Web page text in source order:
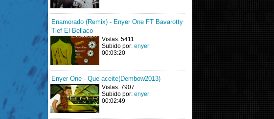
Enamorado (Remix) - Enyer One FT Bavarotty
Tief El Bellaco
Vistas: 5411
Subido por: enyer
00:03:20
Enyer One - Que aceite(Dembow2013)
Vistas: 7907
Subido por: enyer
00:02:49